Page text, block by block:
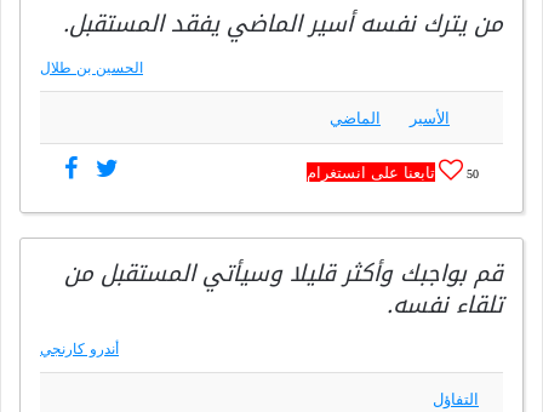
من يترك نفسه أسير الماضي يفقد المستقبل.
الحسين بن طلال
الأسير الماضي
50 تابعنا على انستغرام
قم بواجبك وأكثر قليلا وسيأتي المستقبل من
تلقاء نفسه.
أندرو كارنجي
التفاؤل